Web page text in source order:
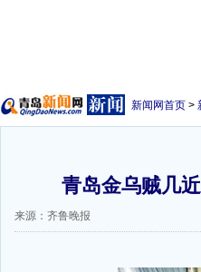
新闻网首页 >
青岛金乌贼几
来源：齐鲁晚报